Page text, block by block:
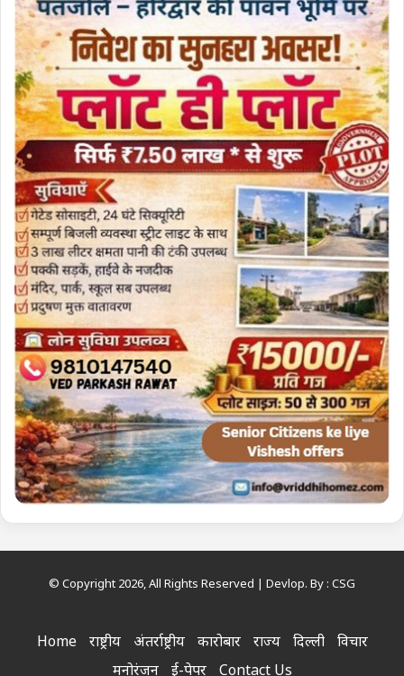
© Copyright 2026, All Rights Reserved | Devlop. By : CSG
Home राष्ट्रीय अंतर्राष्ट्रीय कारोबार राज्य दिल्ली
विचार
मनोरंजन
ई-पेपर Contact Us